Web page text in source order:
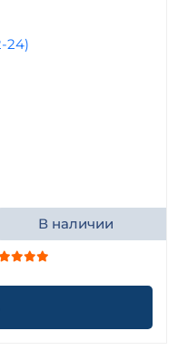
В наличии